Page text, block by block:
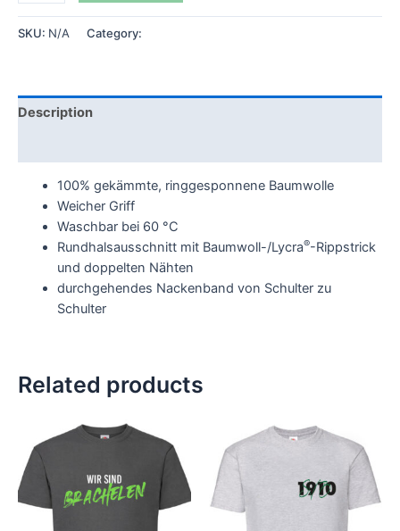
SKU: N/A Category:
Description
100% gekämmte, ringgesponnene Baumwolle
Weicher Griff
Waschbar bei 60 °C
Rundhalsausschnitt mit Baumwoll-/Lycra®-Rippstrick
und doppelten Nähten
durchgehendes Nackenband von Schulter zu
Schulter
Related products